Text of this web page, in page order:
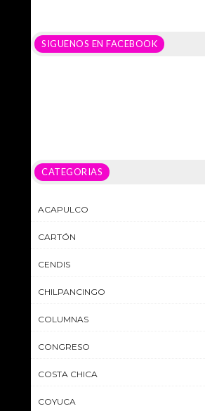
SIGUENOS EN FACEBOOK
CATEGORIAS
ACAPULCO
CARTÓN
CENDIS
CHILPANCINGO
COLUMNAS
CONGRESO
COSTA CHICA
COYUCA